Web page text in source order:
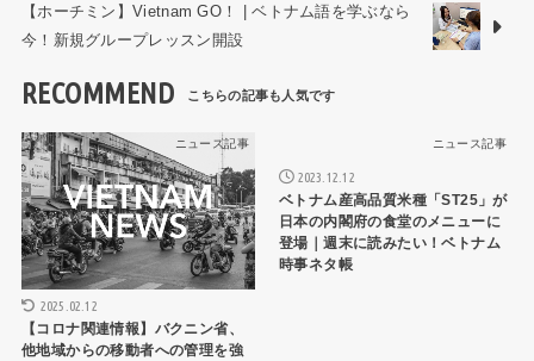
【ホーチミン】Vietnam GO！ | ベトナム語を学ぶなら
今！新規グループレッスン開設
RECOMMEND
ニュース記事
2025.02.12
【コロナ関連情報】バクニン省、
他地域からの移動者への管理を強
ニュース記事
2023.12.12
ベトナム産高品質米種「ST25」が
日本の内閣府の食堂のメニューに
登場｜週末に読みたい！ベトナム
時事ネタ帳